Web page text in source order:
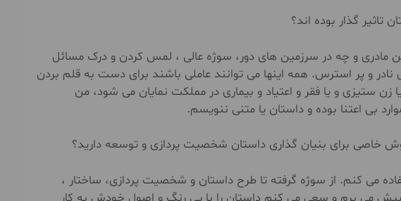
تاثیر گذار بوده اند؟
مادری و چه در سرزمین های دور، سوژه عالی ، لمس کردن و درک مسائل
نادر و پر استرس. همه اینها می توانند عاملی باشند برای دست به قلم بردن
ستیزی و یا فقر و اعتیاد و بیماری در مملکت نمایان می شود، من
بی اعتنا بوده و داستان یا متنی ننویسم.
خاصی برای بنیان گذاری داستان شخصیت پردازی و توسعه دارید؟
می کنم. از سوژه گرفته تا طرح داستان و شخصیت پردازی، ساختار ،
می برم و سعی می کنم داستان را با پی رنگ و اصول خودش به کار